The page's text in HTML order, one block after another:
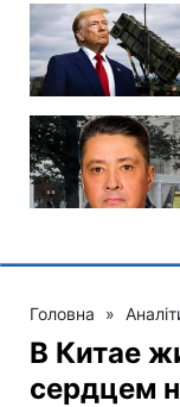
Головна »
В Китае
сердцем